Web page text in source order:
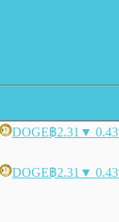
DOGE฿2.31 ▼
DOGE฿2.31 ▼